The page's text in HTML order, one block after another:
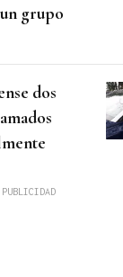
grupo
dos